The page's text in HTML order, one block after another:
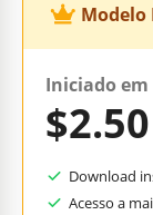
Modelo
Iniciado em
$2.50
Download
Acesso a